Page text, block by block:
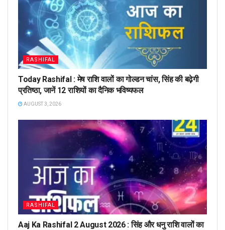
RASHIFAL
Today Rashifal : मेष राशि वालों का गोल्डन चांस, सिंह की बढ़ेगी
प्रतिष्ठा, जानें 12 राशियों का दैनिक भविष्यफल
AUGUST 3, 2026
RASHIFAL
Aaj Ka Rashifal 2 August 2026 : सिंह और धनु राशि वालों का